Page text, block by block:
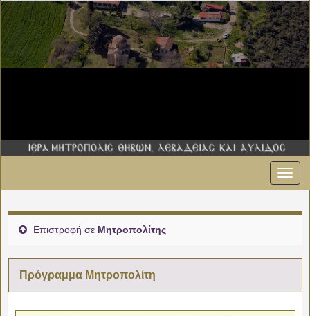
Επιστροφή σε Μητροπολίτης
Πρόγραμμα Μητροπολίτη